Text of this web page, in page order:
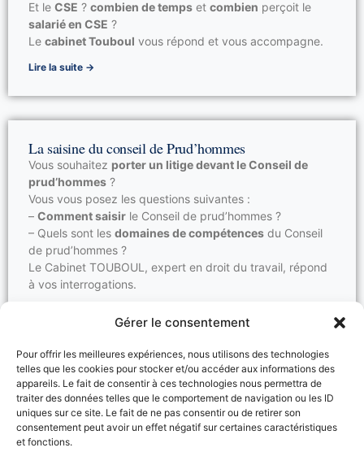
Gérer le consentement
Pour offrir les meilleures expériences, nous utilisons des technologies
telles que les cookies pour stocker et/ou accéder aux informations des
appareils. Le fait de consentir à ces technologies nous permettra de
traiter des données telles que le comportement de navigation ou les ID
uniques sur ce site. Le fait de ne pas consentir ou de retirer son
consentement peut avoir un effet négatif sur certaines caractéristiques
et fonctions.
Et le CSE ? combien de temps et combien perçoit le
salarié en CSE ?
Le cabinet Touboul vous répond et vous accompagne.
Lire la suite →
La saisine du conseil de Prud’hommes
Vous souhaitez porter un litige devant le Conseil de
prud’hommes ?
Vous vous posez les questions suivantes :
– Comment saisir le Conseil de prud’hommes ?
– Quels sont les domaines de compétences du Conseil
de prud’hommes ?
Le Cabinet TOUBOUL, expert en droit du travail, répond
à vos interrogations.
La Plainte pour harcèlement moral
Vous êtes victime de harcèlement moral au travail
vous souhaitezporter plaintedevant les juridictions ?
Vous souhaitez avoir des réponses à plusieurs de vos